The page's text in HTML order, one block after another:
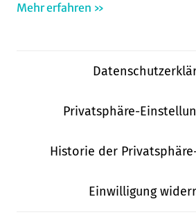
Mehr erfahren »
Privatsphäre-
Historie der
Einwilligung